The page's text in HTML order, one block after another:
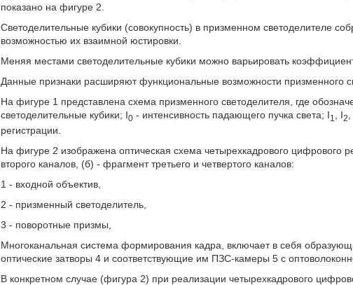
показано на фигуре 2.
Светоделительные кубики (совокупность) в призменном светоделителе
возможностью их взаимной юстировки.
Меняя местами светоделительные кубики можно варьировать коэффициент
Данные признаки расширяют функциональные возможности призменного
На фигуре 1 представлена схема призменного светоделителя, где
светоделительные кубики; I0- интенсивность падающего пучка света; I1 , I2
регистрации.
На фигуре 2 изображена оптическая схема четырехкадрового цифрового
второго каналов, (б) - фрагмент третьего и четвертого каналов:
1 - входной объектив,
2 - призменный светоделитель,
3 - поворотные призмы,
Многоканальная система формирования кадра, включает в себя
оптические затворы 4 и соответствующие им ПЗС-камеры 5 с
В конкретном случае (фигура 2) при реализации четырехкадрового